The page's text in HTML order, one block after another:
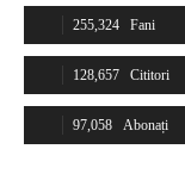
255,324 Fani
128,657 Cititori
97,058 Abonați